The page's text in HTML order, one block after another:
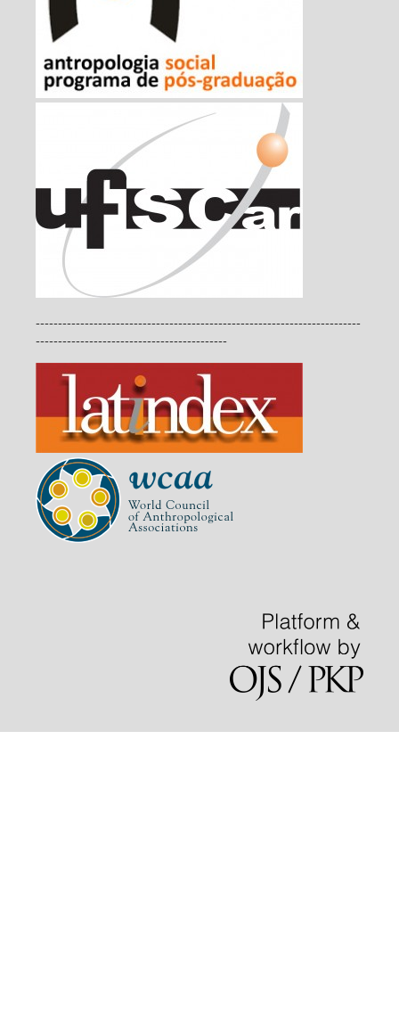
-------------------------------------------------------------------------
-------------------------------------------